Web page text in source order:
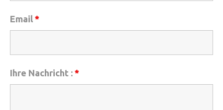
Email *
Ihre Nachricht : *